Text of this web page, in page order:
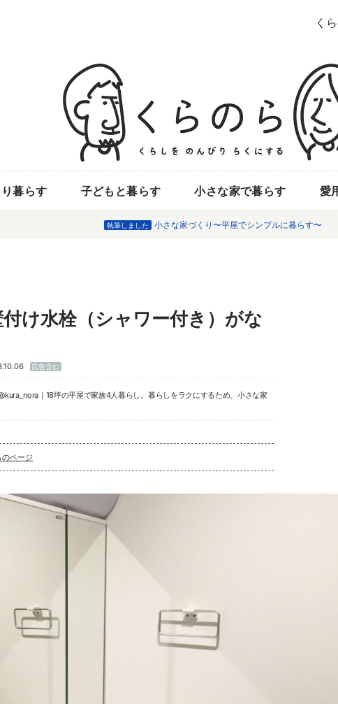
く
暮らす 子どもと暮らす 小さな家で暮らす 愛
執筆しました 小さな家づくり〜平屋でシンプルに暮らす〜
け水栓（シャワー付き）がな
広告含む
｜18坪の平屋で家族4人暮らし。暮らしをラクにするため、小さな家
ページ